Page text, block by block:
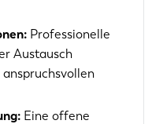
Professionelle
Austausch
Eine offene